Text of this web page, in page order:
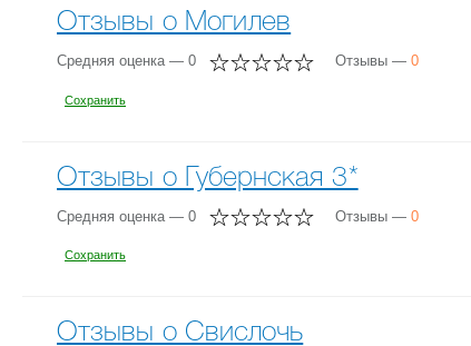
Отзывы о Могилев
Средняя оценка — 0 Отзывы — 0
Сохранить
Отзывы о Губернская 3*
Средняя оценка — 0 Отзывы — 0
Сохранить
Отзывы о Свислочь